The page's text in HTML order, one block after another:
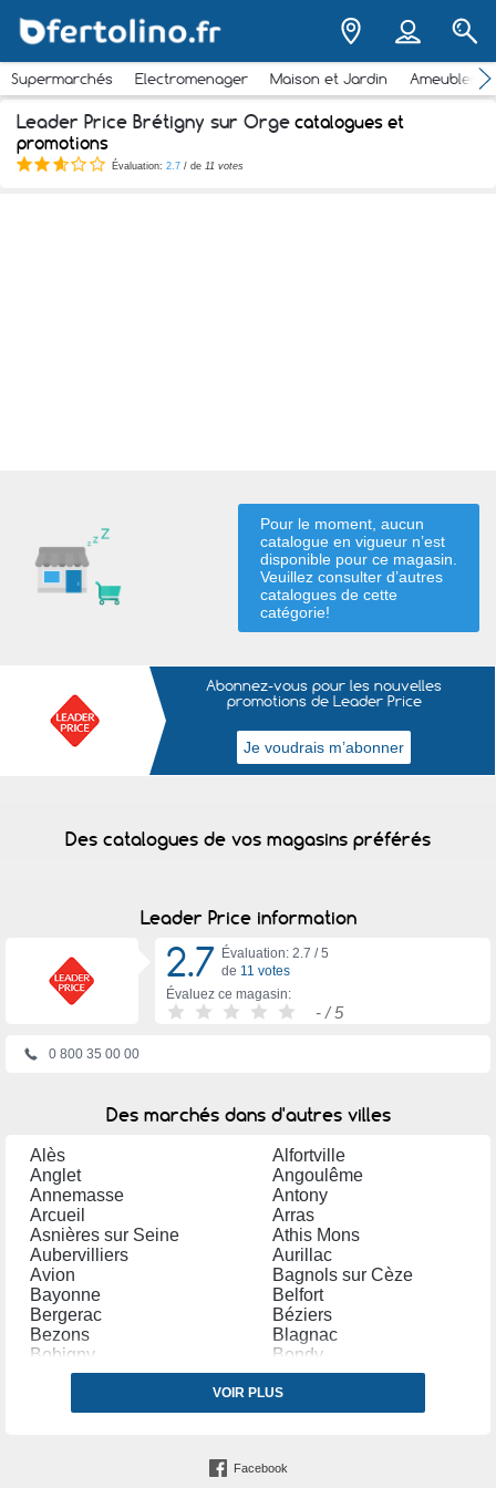
Supermarchés Electromenager Maison et Jardin
Leader Price Brétigny sur Orge catalogues et
promotions
Évaluation: 2.7 / de 11 votes
Pour le moment, aucun
catalogue en vigueur n’est
disponible pour ce magasin.
Veuillez consulter d’autres
catalogues de cette
catégorie!
Abonnez-vous pour les nouvelles
promotions de Leader Price
Des catalogues de vos magasins préférés
Leader Price information
2.7 Évaluation: 2.7 /5
de 11 votes
Évaluez ce magasin:
- / 5
0 800 35 00 00
Des marchés dans d'autres villes
Alès
Alfortville
Anglet
Angoulême
Annemasse
Antony
Arcueil
Arras
Asnières sur Seine
Athis Mons
Aubervilliers
Aurillac
Avion
Bagnols sur Cèze
Bayonne
Belfort
Bergerac
Béziers
Bezons
Blagnac
Bobigny
Bondy
Bordeaux
Bourg en Bresse
Brive la Gaillarde
Cannes
Champigny sur Marne
VOIR PLUS
Facebook